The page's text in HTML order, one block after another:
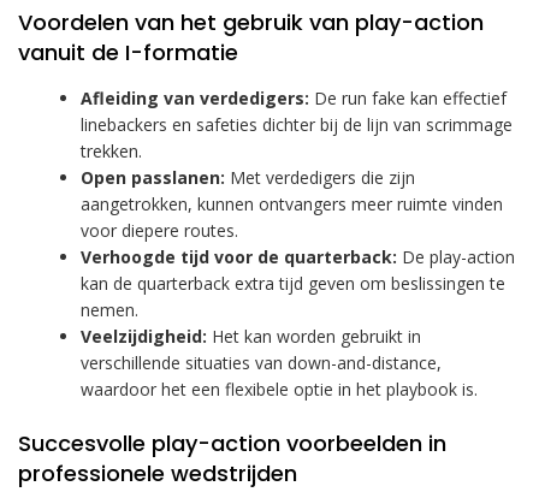
Voordelen van het gebruik van play-action
vanuit de I-formatie
Afleiding van verdedigers: De run fake kan effectief
linebackers en safeties dichter bij de lijn van scrimmage
trekken.
Open passlanen: Met verdedigers die zijn
aangetrokken, kunnen ontvangers meer ruimte vinden
voor diepere routes.
Verhoogde tijd voor de quarterback: De play-action
kan de quarterback extra tijd geven om beslissingen te
nemen.
Veelzijdigheid: Het kan worden gebruikt in
verschillende situaties van down-and-distance,
waardoor het een flexibele optie in het playbook is.
Succesvolle play-action voorbeelden in
professionele wedstrijden